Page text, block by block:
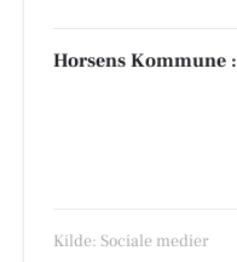
Horsens Kommune :
Kilde: Sociale medier